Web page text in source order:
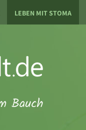
LEBEN MIT STOMA